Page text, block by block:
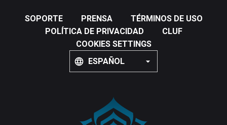
SOPORTE PRENSA
TÉRMINOS DE USO
POLÍTICA DE PRIVACIDAD
CLUF
COOKIES SETTINGS
ESPAÑOL